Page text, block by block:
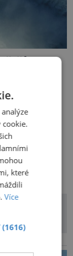
přímo
pětiny
ekosystému,
nový
V
5.
Michiganské
další menší
cookie.
které
Více
(1616)